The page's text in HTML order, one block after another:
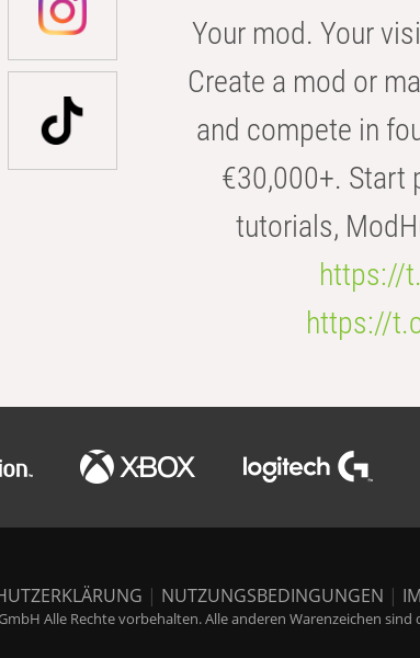
Your mod. Your
Create a mod or
and compete in
€30,000+. Start
tutorials,
https://
https://
| NUTZUNGSBEDINGUNGEN |
Alle Rechte vorbehalten. Alle anderen Warenzeichen